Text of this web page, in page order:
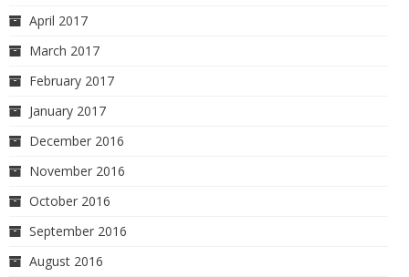
April 2017
March 2017
February 2017
January 2017
December 2016
November 2016
October 2016
September 2016
August 2016